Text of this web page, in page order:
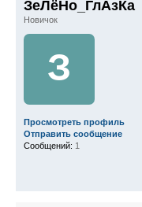
ЗеЛёНо_ГлАзКа
Новичок
З
Просмотреть профиль
Отправить сообщение
Сообщений: 1